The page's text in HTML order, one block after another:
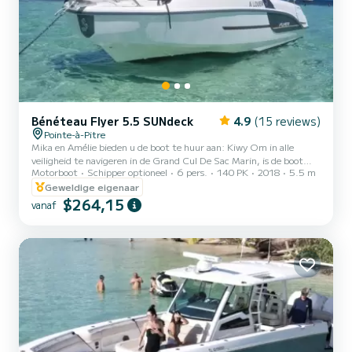
Bénéteau Flyer 5.5 SUNdeck 4.9 (15 reviews)
Pointe-à-Pitre
Mika en Amélie bieden u de boot te huur aan: Kiwy Om in alle
veiligheid te navigeren in de Grand Cul De Sac Marin, is de boot
uitgerust met een grote GPS-aanraakplotter met routes
geprogrammeerd op verschillende routes: Fajou Reserve, Caret
Island, Blanc Island, wrak, watersportgebied en visgebied. Volg
gewoon de routes. Beneteau Flyer 5.5 gemotoriseerde
pk van de nieuwste generatie. Deze boot is perfect voor kleine
Motorboot Schipper optioneel 6 pers. 140 PK 2018
5.5 m
Geweldige eigenaar
vanaf $264,15